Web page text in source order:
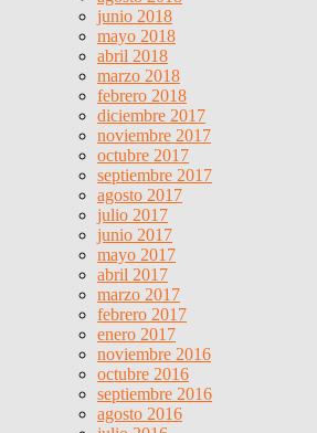
junio 2018
mayo 2018
abril 2018
marzo 2018
febrero 2018
diciembre 2017
noviembre 2017
octubre 2017
septiembre 2017
agosto 2017
julio 2017
junio 2017
mayo 2017
abril 2017
marzo 2017
febrero 2017
enero 2017
noviembre 2016
octubre 2016
septiembre 2016
agosto 2016